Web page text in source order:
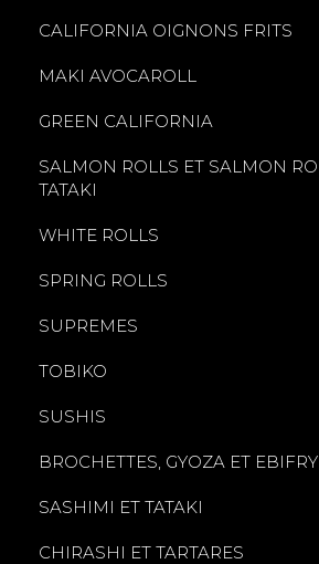
CALIFORNIA OIGNONS FRITS
MAKI AVOCAROLL
GREEN CALIFORNIA
SALMON ROLLS ET SALMON
TATAKI
WHITE ROLLS
SPRING ROLLS
SUPREMES
TOBIKO
SUSHIS
BROCHETTES, GYOZA ET EBIFRY
SASHIMI ET TATAKI
CHIRASHI ET TARTARES